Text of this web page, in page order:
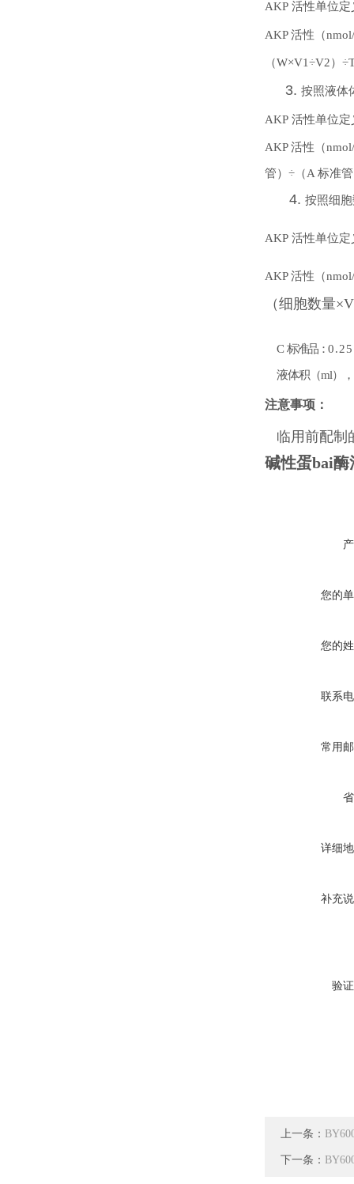
AKP 活性单位
AKP 活性（
（W×V1÷V2）
3. 按照液体
AKP 活性单位
AKP 活性（
管）÷（A 标准
4. 按照细
AKP 活性单位
AKP 活性（
（细胞数量
C 标准品：0.25
液体积（ml）
注意事项：
临用前配制
碱性蛋bai酶
您的
您的
联系
常用
详细
补充
验
上一条：
下一条：